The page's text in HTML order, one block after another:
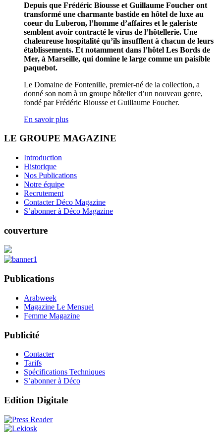
Depuis que Frédéric Biousse et Guillaume Foucher ont
transformé une charmante bastide en hôtel de luxe au
coeur du Luberon, l’homme d’affaires et le galeriste
semblent avoir contracté le virus de l’hôtellerie. Une
chaleureuse hospitalité qu’ils insufflent à chacun de leurs
établissements. Et notamment dans l’hôtel Les Bords de
Mer, à Marseille, qui domine le large comme un paisible
paquebot.
Le Domaine de Fontenille, premier-né de la collection, a
donné son nom à un groupe hôtelier d’un nouveau genre,
fondé par Frédéric Biousse et Guillaume Foucher.
En savoir plus
LE GROUPE MAGAZINE
Introduction
Historique
Nos Publications
Notre équipe
Recrutement
Contacter Déco Magazine
S’abonner à Déco Magazine
couverture
Publications
Arabweek
Magazine Le Mensuel
Femme Magazine
Publicité
Contacter
Tarifs
Spécifications Techniques
S’abonner à Déco
Edition Digitale